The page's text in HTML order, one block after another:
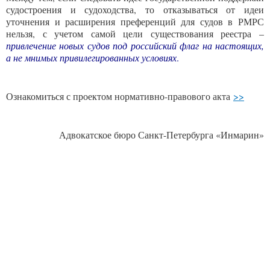
судостроения и судоходства, то отказываться от идеи
уточнения и расширения преференций для судов в РМРС
нельзя, с учетом самой цели существования реестра –
привлечение новых судов под российский флаг на настоящих,
а не мнимых привилегированных условиях.
Ознакомиться с проектом нормативно-правового акта >>
Адвокатское бюро Санкт-Петербурга «Инмарин»